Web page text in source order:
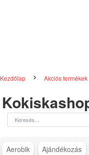
Kezdőlap Akciós termékek
Aerobik Ajándékozás